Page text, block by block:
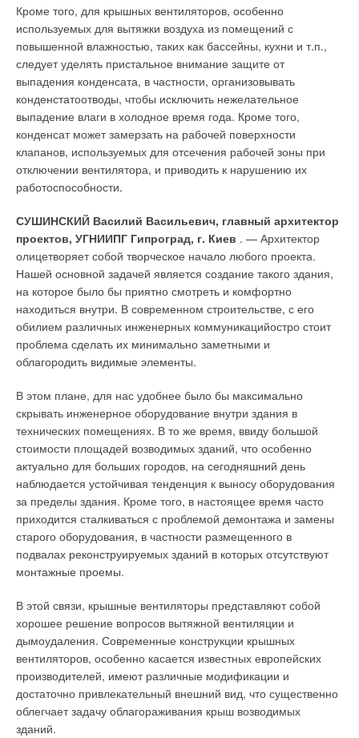
Кроме того, для крышных вентиляторов, особенно
используемых для вытяжки воздуха из помещений с
повышенной влажностью, таких как бассейны, кухни и т.п.,
следует уделять пристальное внимание защите от
выпадения конденсата, в частности, организовывать
конденстатоотводы, чтобы исключить нежелательное
выпадение влаги в холодное время года. Кроме того,
конденсат может замерзать на рабочей поверхности
клапанов, используемых для отсечения рабочей зоны при
отключении вентилятора, и приводить к нарушению их
работоспособности.
СУШИНСКИЙ Василий Васильевич, главный архитектор
проектов, УГНИИПГ Гипроград, г. Киев . — Архитектор
олицетворяет собой творческое начало любого проекта.
Нашей основной задачей является создание такого здания,
на которое было бы приятно смотреть и комфортно
находиться внутри. В современном строительстве, с его
обилием различных инженерных коммуникацийостро стоит
проблема сделать их минимально заметными и
облагородить видимые элементы.
В этом плане, для нас удобнее было бы максимально
скрывать инженерное оборудование внутри здания в
технических помещениях. В то же время, ввиду большой
стоимости площадей возводимых зданий, что особенно
актуально для больших городов, на сегодняшний день
наблюдается устойчивая тенденция к выносу оборудования
за пределы здания. Кроме того, в настоящее время часто
приходится сталкиваться с проблемой демонтажа и замены
старого оборудования, в частности размещенного в
подвалах реконструируемых зданий в которых отсутствуют
монтажные проемы.
В этой связи, крышные вентиляторы представляют собой
хорошее решение вопросов вытяжной вентиляции и
дымоудаления. Современные конструкции крышных
вентиляторов, особенно касается известных европейских
производителей, имеют различные модификации и
достаточно привлекательный внешний вид, что существенно
облегчает задачу облагораживания крыш возводимых
зданий.
→
Разработка Viega меняет экономику монтажа систем
ЖУРНАЛ СОК ИЮЛЬ 2019
→
Тёплые полы: современные решения и рыночные
ЖУРНАЛ СОК ИЮНЬ 2019
Уведомления отключены
В этой теме еще нет комментариев
Добавить комментарий
Ваше имя *
Текст комментария